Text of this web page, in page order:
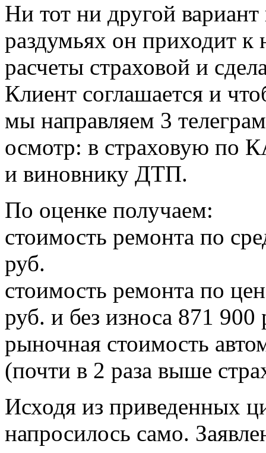
Ни тот ни другой
раздумьях он приходит
расчеты страховой и
Клиент соглашается и
мы направляем 3
осмотр: в страховую
и виновнику ДТП.
По оценке получаем:
стоимость ремонта по
руб.
стоимость ремонта по
руб. и без износа 871 900
рыночная стоимость
(почти в 2 раза выше
Исходя из приведенных
напросилось само.